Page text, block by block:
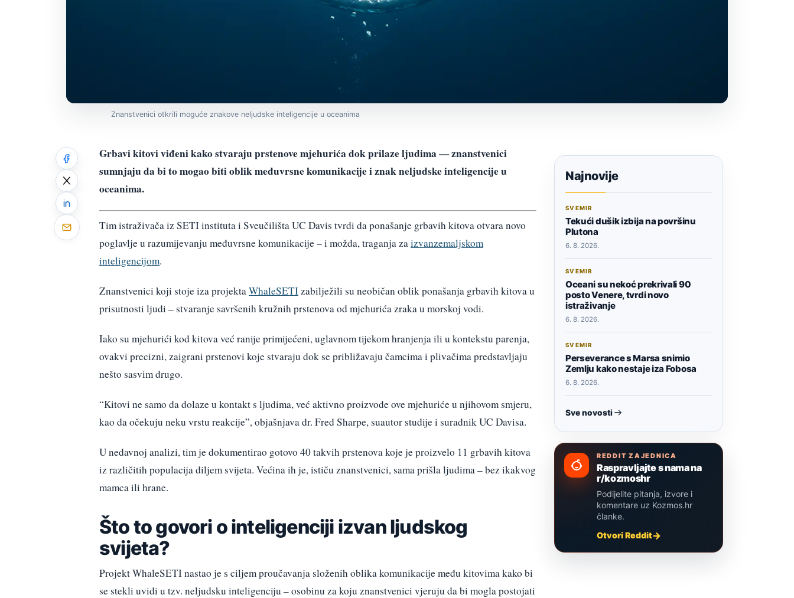
Znanstvenici otkrili moguće znakove neljudske inteligencije u oceanima
Grbavi kitovi viđeni kako stvaraju prstenove mjehurića dok prilaze ljudima — znanstvenici
sumnjaju da bi to mogao biti oblik međuvrsne komunikacije i znak neljudske inteligencije u
oceanima.
Tim istraživača iz SETI instituta i Sveučilišta UC Davis tvrdi da ponašanje grbavih kitova otvara novo
poglavlje u razumijevanju međuvrsne komunikacije – i možda, traganja zaizvanzemaljskom
inteligencijom.
Znanstvenici koji stoje iza projektaWhaleSETIzabilježili su neobičan oblik ponašanja grbavih kitova u
prisutnosti ljudi – stvaranje savršenih kružnih prstenova od mjehurića zraka u morskoj vodi.
Iako su mjehurići kod kitova već ranije primijećeni, uglavnom tijekom hranjenja ili u kontekstu parenja,
ovakvi precizni, zaigrani prstenovi koje stvaraju dok se približavaju čamcima i plivačima predstavljaju
nešto sasvim drugo.
“Kitovi ne samo da dolaze u kontakt s ljudima, već aktivno proizvode ove mjehuriće u njihovom smjeru,
kao da očekuju neku vrstu reakcije”, objašnjava dr. Fred Sharpe, suautor studije i suradnik UC Davisa.
U nedavnoj analizi, tim je dokumentirao gotovo 40 takvih prstenova koje je proizvelo 11 grbavih kitova
iz različitih populacija diljem svijeta. Većina ih je, ističu znanstvenici, sama prišla ljudima – bez ikakvog
mamca ili hrane.
Što to govori o inteligenciji izvan ljudskog
svijeta?
Projekt WhaleSETI nastao je s ciljem proučavanja složenih oblika komunikacije među kitovima kako bi
se stekli uvidi u tzv. neljudsku inteligenciju – osobinu za koju znanstvenici vjeruju da bi mogla postojati
Najnovije
SVEMIR
Tekući dušik izbija na površinu
Plutona
6. 8. 2026.
SVEMIR
Oceani su nekoć prekrivali 90
posto Venere, tvrdi novo
istraživanje
6. 8. 2026.
SVEMIR
Perseverance s Marsa snimio
Zemlju kako nestaje iza Fobosa
6. 8. 2026.
Sve novosti
REDDIT ZAJEDNICA
Raspravljajte s nama na
r/kozmoshr
Podijelite pitanja, izvore i
komentare uz Kozmos.hr
članke.
Otvori Reddit